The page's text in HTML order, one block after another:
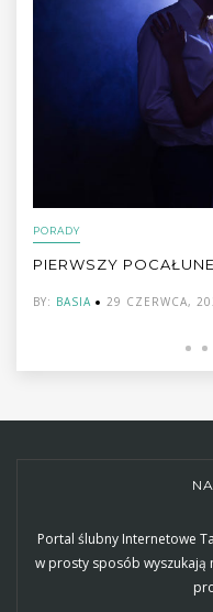
SŁODKI STÓŁ
Portal ślubny Internetowe
w prosty sposób wyszukają